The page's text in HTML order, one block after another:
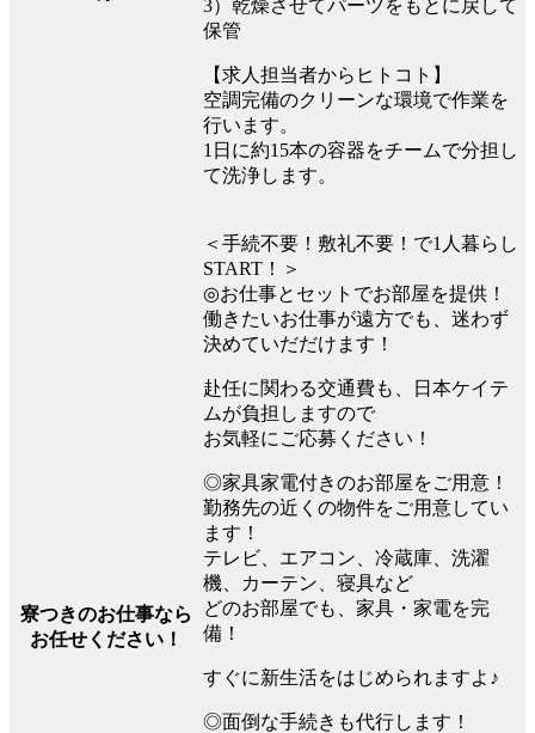
3）乾燥させてパーツをもとに戻して
保管
【求人担当者からヒトコト】
空調完備のクリーンな環境で作業を
行います。
1日に約15本の容器をチームで分担し
て洗浄します。
寮つきのお仕事なら
お任せください！
＜手続不要！敷礼不要！で1人暮らし
START！＞
◎お仕事とセットでお部屋を提供！
働きたいお仕事が遠方でも、迷わず
決めていだだけます！
赴任に関わる交通費も、日本ケイテ
ムが負担しますので
お気軽にご応募ください！
◎家具家電付きのお部屋をご用意！
勤務先の近くの物件をご用意してい
ます！
テレビ、エアコン、冷蔵庫、洗濯
機、カーテン、寝具など
どのお部屋でも、家具・家電を完
備！
すぐに新生活をはじめられますよ♪
◎面倒な手続きも代行します！